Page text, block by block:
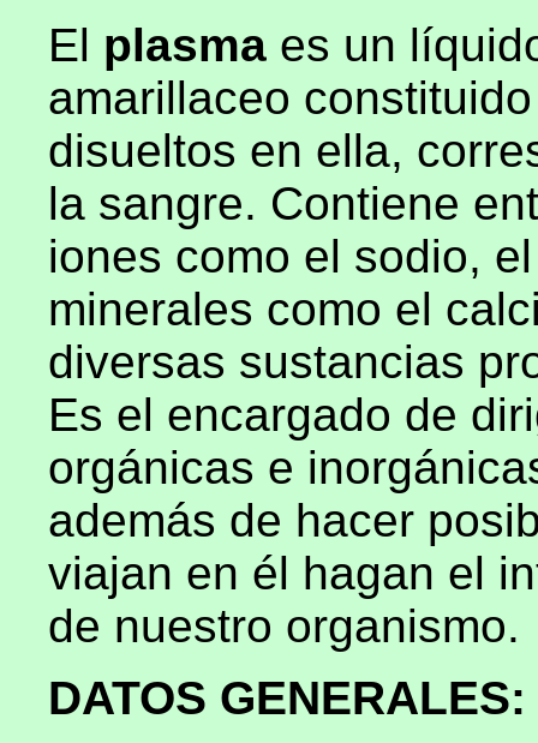
El plasma es un
amarillaceo
disueltos en ella,
la sangre. Contiene
iones como el sodio,
minerales como el
diversas sustancias
Es el encargado de
orgánicas e
además de hacer
viajan en él hagan el
de nuestro organismo.
DATOS GENERALES: